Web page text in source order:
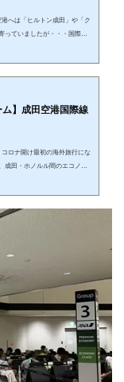
へは「ヒルトン成田」や「ク
っていましたが・・・国際線
ム】成田空港国際線
ロナ開け最初の海外旅行にな
成田・ホノルル間のエコノミ
5ラウンジについての詳細レポ
ームに...